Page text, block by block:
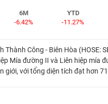
6M
-6.42%
YTD
-11.27%
Công - Biên Hòa (HOSE:
Mía đường II và Liên hiệp mía
giới, với tổng diện tích đạt hơn